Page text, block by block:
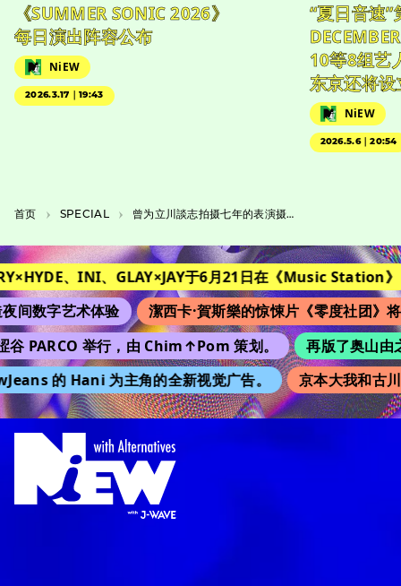
《SUMMER SONIC 2026》
每日演出阵容公布
NiEW
2026.3.17｜19:43
“夏日音速
DECEMBER
10等8组艺
东京还将
NiEW
2026.5.6｜20:54
首页 SPECIAL 曾为立川談志拍摄七年的表演摄影师橘蓮二拍摄照片是因为落语救了他的命。
、INI、GLAY×JAY于6月21日在《Music Station》
数字艺术体验
潔西卡·賀斯樂的惊悚片《零度社团》将在
举行，由 Chim↑Pom 策划。
再版了奥山由之
的 Hani 为主角的全新视觉广告。
京本大我和古川